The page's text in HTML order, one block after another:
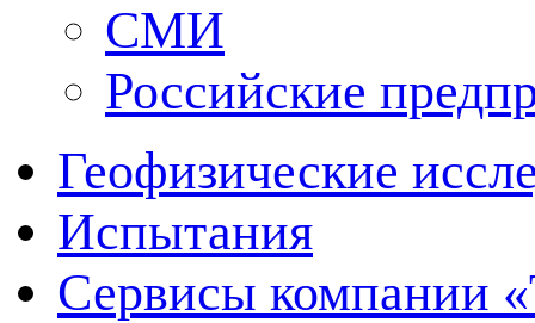
СМИ
Российские
Геофизические
Испытания
Сервисы компании